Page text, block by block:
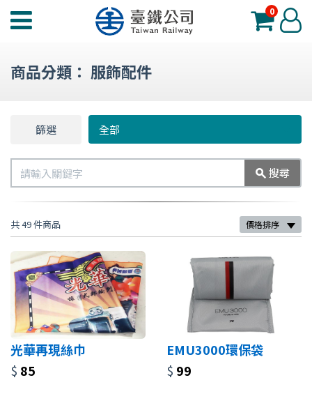
臺
工
選
單
0 登
入
商品分類： 服飾配件
篩選 全部
選
搜尋
共 49 件商品 價格排序
光華再現絲巾
$ 85
EMU3000環保袋
$ 99